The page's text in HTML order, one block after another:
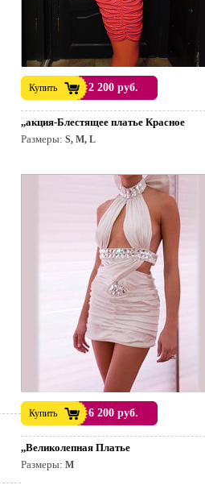
,,акция-Блестящее платье Красное
Размеры: S, M, L
Купить 2 200 руб.
,,Великолепная Платье
Размеры: M
Купить 6 200 руб.